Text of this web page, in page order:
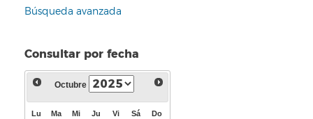
Búsqueda avanzada
Consultar por fecha
Octubre
Lu Ma Mi Ju Vi Sá Do